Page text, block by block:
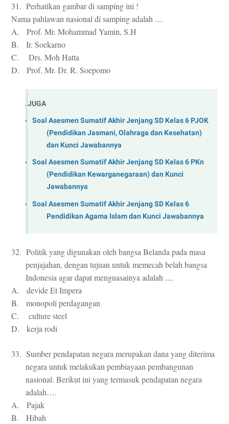
31. Perhatikan gambar di samping ini !
Nama pahlawan nasional di samping adalah ....
A. Prof. Mr. Mohammad Yamin, S.H
B. Ir. Soekarno
C. Drs. Moh Hatta
D. Prof. Mr. Dr. R. Soepomo
BACA JUGA
Soal Asesmen Sumatif Akhir Jenjang SD Kelas 6 PJOK
(Pendidikan Jasmani, Olahraga dan Kesehatan)
dan Kunci Jawabannya
Soal Asesmen Sumatif Akhir Jenjang SD Kelas 6 PKn
(Pendidikan Kewarganegaraan) dan Kunci
Jawabannya
Soal Asesmen Sumatif Akhir Jenjang SD Kelas 6
Pendidikan Agama Islam dan Kunci Jawabannya
32. Politik yang digunakan oleh bangsa Belanda pada masa
penjajahan, dengan tujuan untuk memecah belah bangsa
Indonesia agar dapat menguasainya adalah ....
A. devide Et Impera
B. monopoli perdagangan
C. culture steel
D. kerja rodi
33. Sumber pendapatan negara merupakan dana yang diterima
negara untuk melakukan pembiayaan pembangunan
nasional. Berikut ini yang termasuk pendapatan negara
adalah….
A. Pajak
B. Hibah